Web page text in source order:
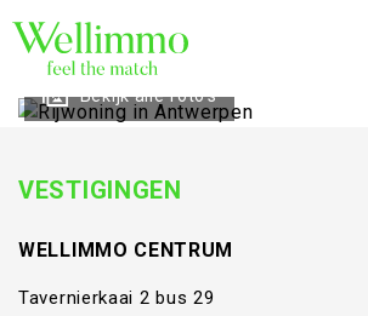
Bekijk alle foto's
VESTIGINGEN
WELLIMMO CENTRUM
Tavernierkaai 2 bus 29